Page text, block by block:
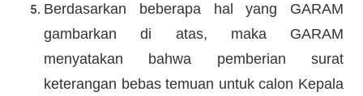
Berdasarkan beberapa hal yang GARAM
gambarkan di atas, maka GARAM
menyatakan bahwa pemberian surat
keterangan bebas temuan untuk calon Kepala